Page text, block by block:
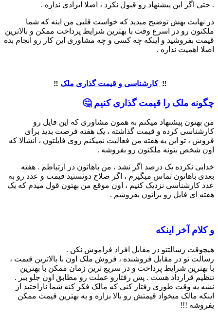
. حتی اگر این پیشنهاد رو قبول نکرد ، اصلا ایرادی نداره .
در نهایت بهش توضیح میدید که خواست قلبی من اینه که شما
ملکتون رو در اسرع وقت با بهترین شرایط پرداخت ممکن و بالاترین
قیمت بفروشید و اینکه چه کسی و چه مشاوری این کار رو انجام بده
اصلا اهمیت نداره .
‼️کارشناسی و قیمت گذاری ملک ‼️
چگونه ملک را قیمت گذاری کنیم 🤔
من بهتون پیشنهاد میکنم به همون مشاوری که این فایل رو
کارشناسی کرده و قیمت گذاشته ، یک هفته فرصت بدید برای
فروش ، تو این یه هفته من فعالیت نمیکنم روی فایلتون ، انشالا که
اون شخص بتونه ملکتون رو بفروشه .
خدایی نکرده یک درصد اگر نشد ، من باهاتون در ارتباطم . هفته
بعدی باهاتون تماس میگیرم ، اگر صلاح دونستید قیمت و عدد رو به
عدد کارشناسی نزدیک کنیم ، اون موقع من بهتون قول میدم که یک
هفته ای فایل رو براتون بفروشم .
و کلام آخر اینکه
هیچوقت رسالتتو در مقابل افراد فراموش نکن .
رسالت تو در مقابل فروشنده ، فروش ملک اون با بالاترین قیمت ،
با بهترین شرایط پرداخت و در سریع ترین زمان ممکن با بهترین
تنظیم قرارداد هست . پس رفتارو عملت رو مطابق اون جلو ببر .
نشه یه وقت طوری رفتار کنی که مالک فکر کنه شما ناراحتید از
اینکه مالک میخواد قیمتش رو بالا بزاره و به بهترین قیمت ممکن
یفروشه !!!